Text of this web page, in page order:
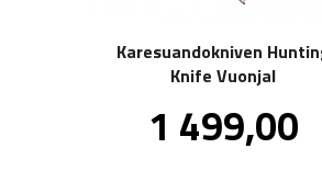
Karesuandokniven
Knife Vuonjal
Pris
1 499,00mva.